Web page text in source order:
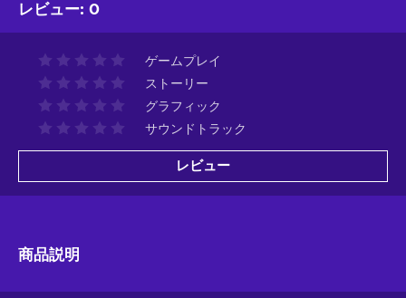
レビュー: 0
ゲームプレイ
ストーリー
グラフィック
サウンドトラック
レビュー
商品説明